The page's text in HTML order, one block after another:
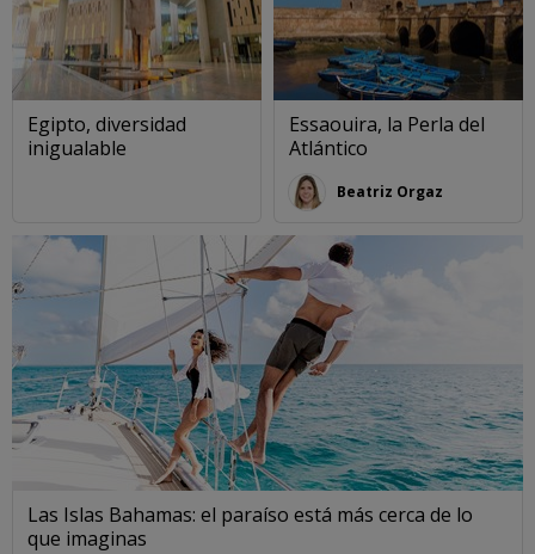
Egipto, diversidad
inigualable
Essaouira, la Perla del
Atlántico
Beatriz Orgaz
Las Islas Bahamas: el paraíso está más cerca de lo
que imaginas